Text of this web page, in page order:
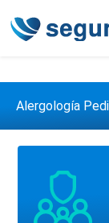
Alergología